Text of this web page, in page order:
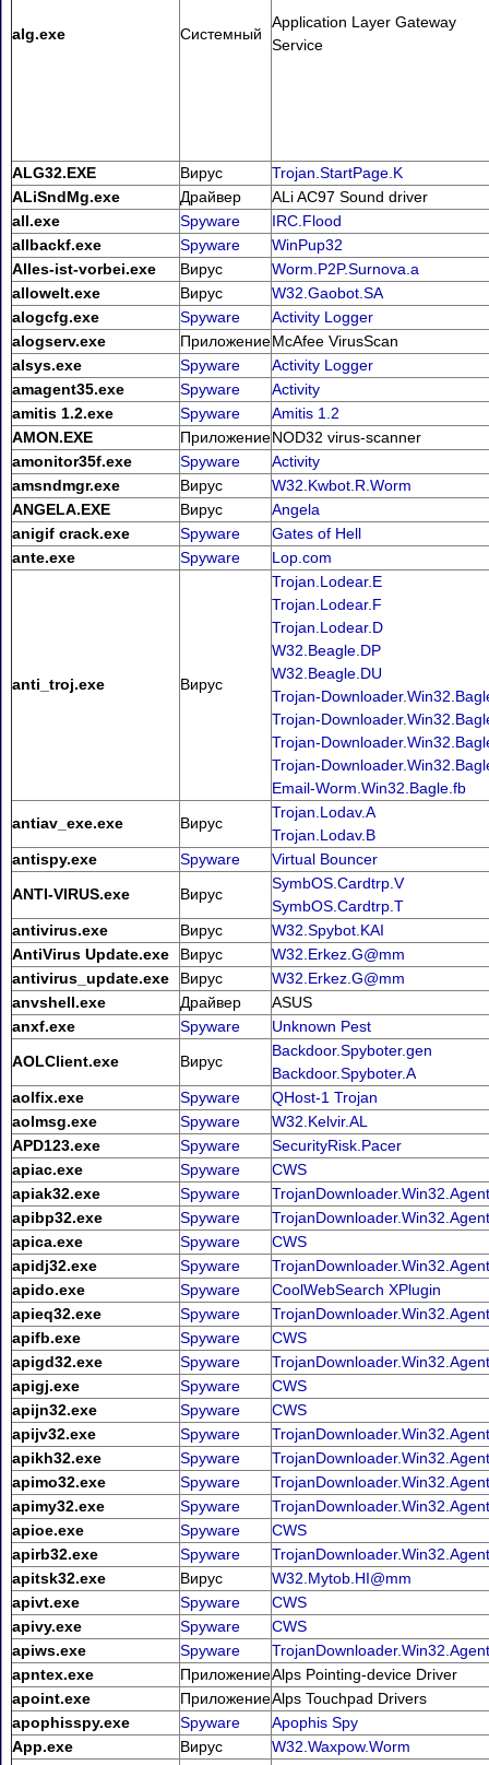
alg.exe Системный
Application Layer Gateway
Service
ALG32.EXE Вирус
Trojan.StartPage.K
ALiSndMg.exe
Драйвер
ALi AC97 Sound driver
all.exe
Spyware
IRC.Flood
allbackf.exe
Spyware
WinPup32
Alles-ist-vorbei.exe
Вирус
Worm.P2P.Surnova.a
allowelt.exe
Вирус
W32.Gaobot.SA
alogcfg.exe
Spyware
Activity Logger
alogserv.exe
ПриложениеMcAfee VirusScan
alsys.exe
Spyware
Activity Logger
amagent35.exe
Spyware
Activity
amitis 1.2.exe
Spyware
Amitis 1.2
AMON.EXE
ПриложениеNOD32 virus-scanner
amonitor35f.exe
Spyware
Activity
amsndmgr.exe
Вирус
W32.Kwbot.R.Worm
ANGELA.EXE
Вирус
Angela
anigif crack.exe
Spyware
Gates of Hell
ante.exe
Spyware Lop.com
anti_troj.exe Вирус
Trojan.Lodear.E
Trojan.Lodear.F
Trojan.Lodear.D
W32.Beagle.DP
W32.Beagle.DU
Trojan-
Trojan-
Trojan-
Trojan-
Email-Worm.Win32.Bagle.fb
antiav_exe.exe
Вирус
Trojan.Lodav.A
Trojan.Lodav.B
antispy.exe
Spyware
Virtual Bouncer
ANTI-VIRUS.exe
Вирус
SymbOS.Cardtrp.V
SymbOS.Cardtrp.T
antivirus.exe
Вирус
W32.Spybot.KAI
AntiVirus Update.exe
Вирус
W32.Erkez.G@mm
antivirus_update.exe
Вирус
W32.Erkez.G@mm
anvshell.exe
Драйвер
ASUS
anxf.exe
Spyware
Unknown Pest
AOLClient.exe
Вирус
Backdoor.Spyboter.gen
Backdoor.Spyboter.A
aolfix.exe
Spyware
QHost-1 Trojan
aolmsg.exe
Spyware
W32.Kelvir.AL
APD123.exe
Spyware
SecurityRisk.Pacer
apiac.exe
Spyware
CWS
apiak32.exe
Spyware
TrojanDownloader.Win32.Agent
apibp32.exe
Spyware
TrojanDownloader.Win32.Agent
apica.exe
Spyware
CWS
apidj32.exe
Spyware
apido.exe
Spyware
CoolWebSearch XPlugin
apieq32.exe
Spyware
TrojanDownloader.Win32.Agent
apifb.exe
Spyware
CWS
apigd32.exe
Spyware
TrojanDownloader.Win32.Agent
apigj.exe
Spyware
CWS
apijn32.exe
Spyware
CWS
apijv32.exe
Spyware
TrojanDownloader.Win32.Agent
apikh32.exe
Spyware
TrojanDownloader.Win32.Agent
apimo32.exe
Spyware
TrojanDownloader.Win32.Agent
apimy32.exe
Spyware
TrojanDownloader.Win32.Agent
apioe.exe
Spyware
CWS
apirb32.exe
Spyware
TrojanDownloader.Win32.Agent
apitsk32.exe
Вирус
W32.Mytob.HI@mm
apivt.exe
Spyware
CWS
apivy.exe
Spyware
CWS
apiws.exe
Spyware
TrojanDownloader.Win32.Agent
apntex.exe
ПриложениеAlps Pointing-device Driver
apoint.exe
ПриложениеAlps Touchpad Drivers
apophisspy.exe
Spyware
Apophis Spy
App.exe
Вирус
W32.Waxpow.Worm